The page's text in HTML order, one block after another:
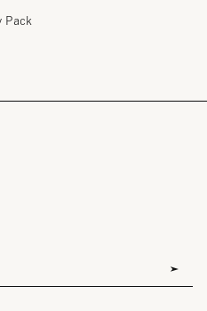
Pack